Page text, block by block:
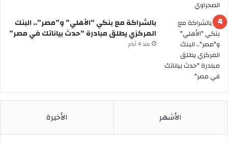
ع
ة
ا
ل
ظ
ا
ه
ب
بالشراكة مع بنكي “الأهلي” و”مصر”.. البنك
المركزي يطلق مبادرة “حدث بياناتك في مصر”
منذ 4 أيام
الأشهر الأخيرة